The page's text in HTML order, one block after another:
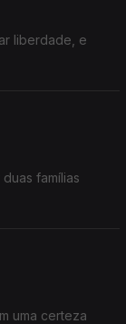
liberdade, e
famílias
uma certeza